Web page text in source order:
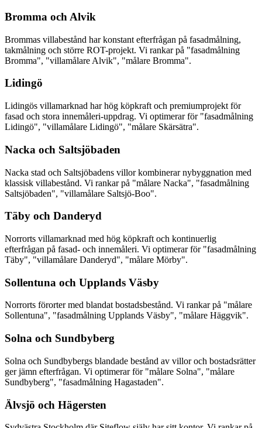
Bromma och Alvik
Brommas villabestånd har konstant efterfrågan på fasadmålning,
takmålning och större ROT-projekt. Vi rankar på "fasadmålning
Bromma", "villamålare Alvik", "målare Bromma".
Lidingö
Lidingös villamarknad har hög köpkraft och premiumprojekt för
fasad och stora innemåleri-uppdrag. Vi optimerar för "fasadmålning
Lidingö", "villamålare Lidingö", "målare Skärsätra".
Nacka och Saltsjöbaden
Nacka stad och Saltsjöbadens villor kombinerar nybyggnation med
klassisk villabestånd. Vi rankar på "målare Nacka", "fasadmålning
Saltsjöbaden", "villamålare Saltsjö-Boo".
Täby och Danderyd
Norrorts villamarknad med hög köpkraft och kontinuerlig
efterfrågan på fasad- och innemåleri. Vi optimerar för "fasadmålning
Täby", "villamålare Danderyd", "målare Mörby".
Sollentuna och Upplands Väsby
Norrorts förorter med blandat bostadsbestånd. Vi rankar på "målare
Sollentuna", "fasadmålning Upplands Väsby", "målare Häggvik".
Solna och Sundbyberg
Solna och Sundbybergs blandade bestånd av villor och bostadsrätter
ger jämn efterfrågan. Vi optimerar för "målare Solna", "målare
Sundbyberg", "fasadmålning Hagastaden".
Älvsjö och Hägersten